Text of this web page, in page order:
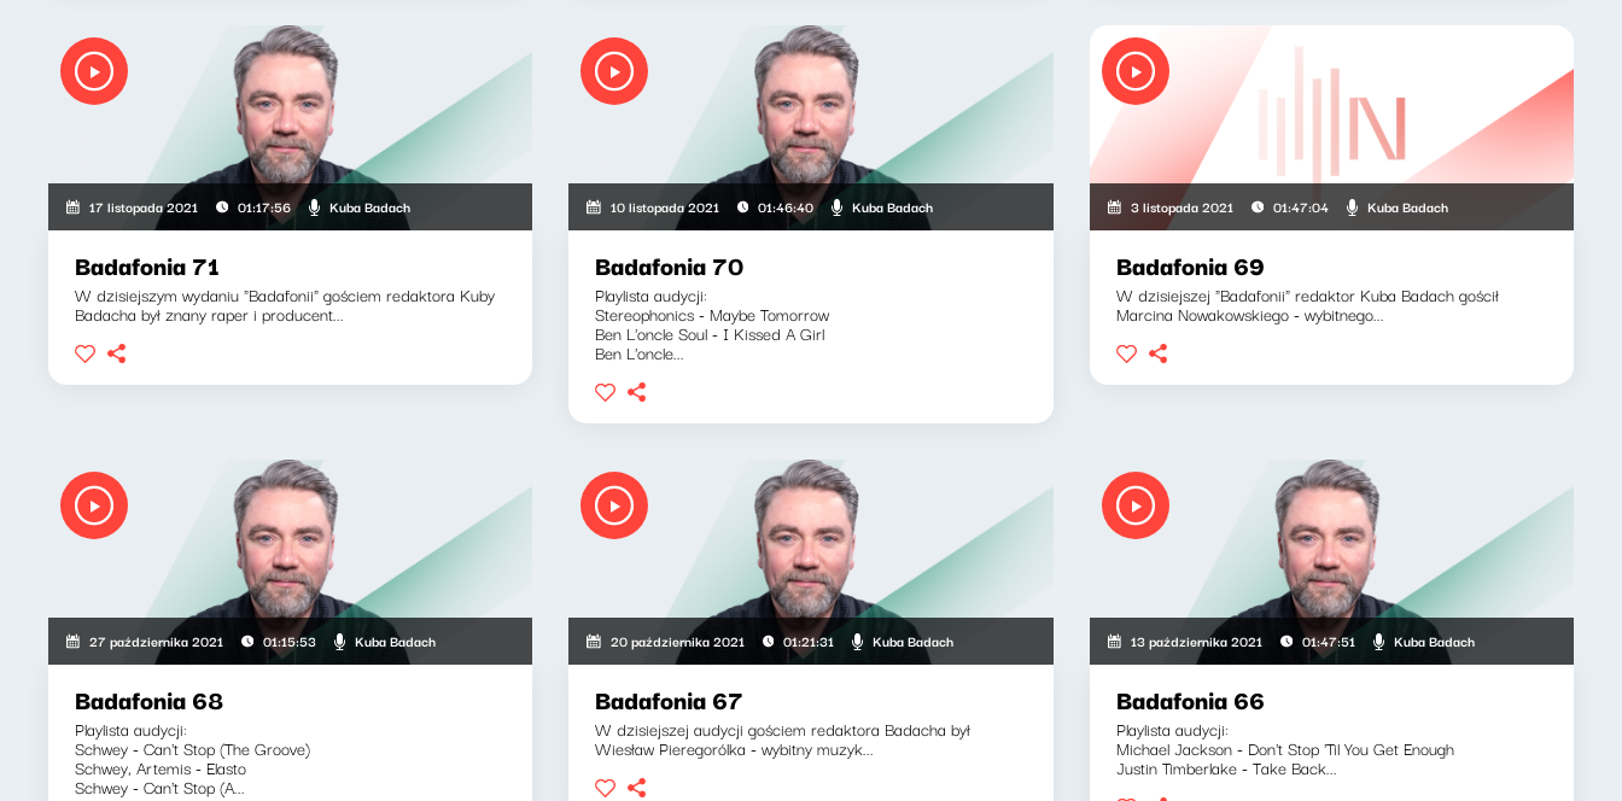
17 listopada 2021 01:17:56 Kuba Badach
Badafonia 71
W dzisiejszym wydaniu "Badafonii" gościem redaktora Kuby
Badacha był znany raper i producent...
10 listopada 2021 01:46:40 Kuba Badach
Badafonia 70
Playlista audycji:
Stereophonics - Maybe Tomorrow
Ben L'oncle Soul - I Kissed A Girl
Ben L'oncle...
3 listopada 2021 01:47:04 Kuba Badach
Badafonia 69
W dzisiejszej "Badafonii" redaktor Kuba Badach gościł
Marcina Nowakowskiego - wybitnego...
27 października 2021 01:15:53 Kuba Badach
Badafonia 68
Playlista audycji:
Schwey - Can't Stop (The Groove)
Schwey, Artemis - Elasto
Schwey - Can't Stop (A...
20 października 2021 01:21:31 Kuba Badach
Badafonia 67
W dzisiejszej audycji gościem redaktora Badacha był
Wiesław Pieregorólka - wybitny muzyk...
13 października 2021 01:47:51 Kuba Badach
Badafonia 66
Playlista audycji:
Michael Jackson - Don't Stop 'Til You Get Enough
Justin Timberlake - Take Back...